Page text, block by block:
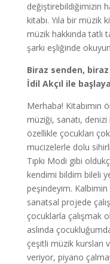
değiştirebildiğimizin
kitabı. Yıla bir müzik
müzik hakkında tatlı
şarkı eşliğinde
Biraz senden,
İdil Akçıl ile
Merhaba! Kitabımın
müziği, sanatı, denizi
özellikle çocukları
mucizelerle dolu
Tıpkı Modi gibi
kendimi bildim bileli
peşindeyim. Kalbimin
sanatsal projede
çocuklarla çalışmak
aslında
çeşitli müzik kursları
veriyor, piyano